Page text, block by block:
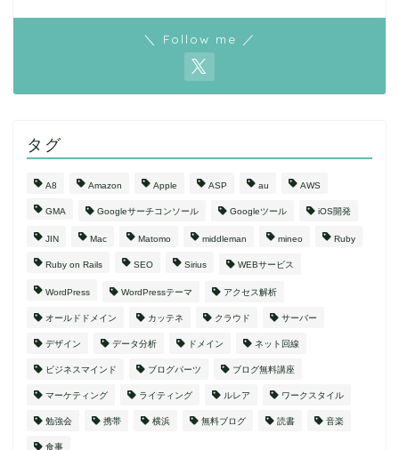
＼ Follow me ／
タグ
A8 Amazon Apple ASP au AWS
GMA Googleサーチコンソール Googleツール iOS開発
JIN Mac Matomo middleman mineo Ruby
Ruby on Rails SEO Sirius WEBサービス
WordPress WordPressテーマ アクセス解析
オールドドメイン カッテネ クラウド サーバー
デザイン データ分析 ドメイン ネット回線
ビジネスマインド ブログパーツ ブログ無料講座
マーケティング ライティング ルレア ワークスタイル
勉強会 携帯 横浜 無料ブログ 読書 音楽
食事